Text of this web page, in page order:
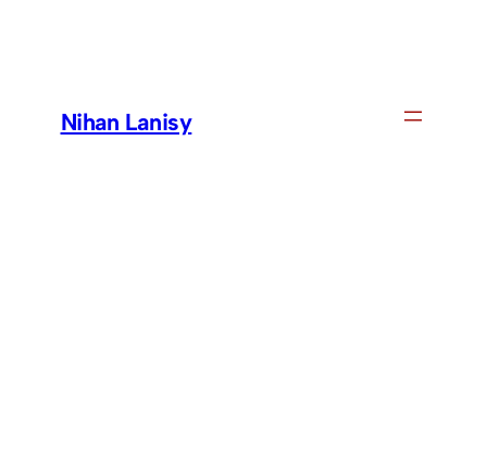
Nihan Lanisy